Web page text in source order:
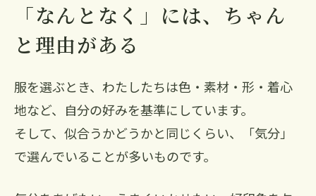
「なんとなく」には、ちゃん
と理由がある
服を選ぶとき、わたしたちは色・素材・形・着心
地など、自分の好みを基準にしています。
そして、似合うかどうかと同じくらい、「気分」
で選んでいることが多いものです。